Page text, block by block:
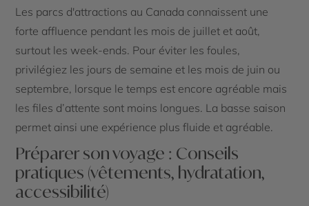
Les parcs d'attractions au Canada connaissent une
forte affluence pendant les mois de juillet et août,
surtout les week-ends. Pour éviter les foules,
privilégiez les jours de semaine et les mois de juin ou
septembre, lorsque le temps est encore agréable mais
les files d’attente sont moins longues. La basse saison
permet ainsi une expérience plus fluide et agréable.
Préparer son voyage : Conseils
pratiques (vêtements, hydratation,
accessibilité)